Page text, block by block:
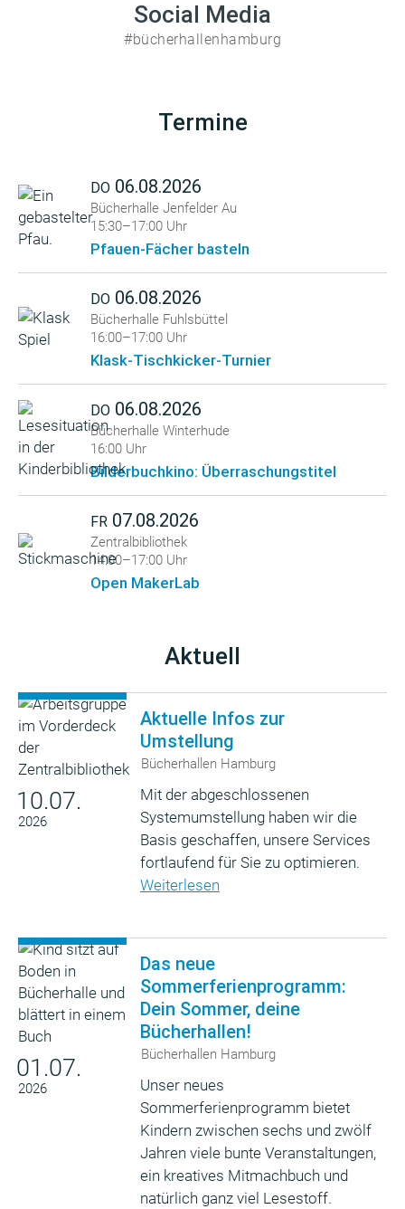
Social Media
#bücherhallenhamburg
Termine
DO 06.08.2026
Bücherhalle Jenfelder Au
15:30–17:00 Uhr
Pfauen-Fächer basteln
DO 06.08.2026
Bücherhalle Fuhlsbüttel
16:00–17:00 Uhr
Klask-Tischkicker-Turnier
DO 06.08.2026
Bücherhalle Winterhude
16:00 Uhr
Bilderbuchkino: Überraschungstitel
FR 07.08.2026
Zentralbibliothek
14:00–17:00 Uhr
Open MakerLab
Aktuell
10.07.
2026
Aktuelle Infos zur
Umstellung
Bücherhallen Hamburg
Mit der abgeschlossenen
Systemumstellung haben wir die
Basis geschaffen, unsere Services
fortlaufend für Sie zu optimieren.
Weiterlesen
01.07.
2026
Das neue
Sommerferienprogramm:
Dein Sommer, deine
Bücherhallen!
Bücherhallen Hamburg
Unser neues
Sommerferienprogramm bietet
Kindern zwischen sechs und zwölf
Jahren viele bunte Veranstaltungen,
ein kreatives Mitmachbuch und
natürlich ganz viel Lesestoff.